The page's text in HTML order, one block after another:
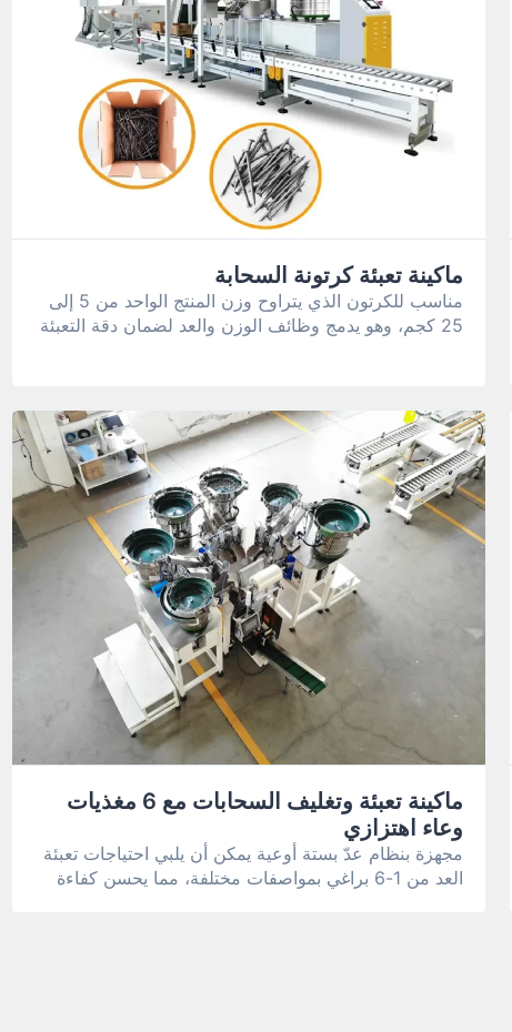
ماكينة تعبئة كرتونة السحابة
مناسب للكرتون الذي يتراوح وزن المنتج الواحد من 5 إلى
25 كجم، وهو يدمج وظائف الوزن والعد لضمان دقة التعبئة
ماكينة تعبئة وتغليف السحابات مع 6 مغذيات
وعاء اهتزازي
مجهزة بنظام عدّ بستة أوعية يمكن أن يلبي احتياجات تعبئة
العد من 1-6 براغي بمواصفات مختلفة، مما يحسن كفاءة